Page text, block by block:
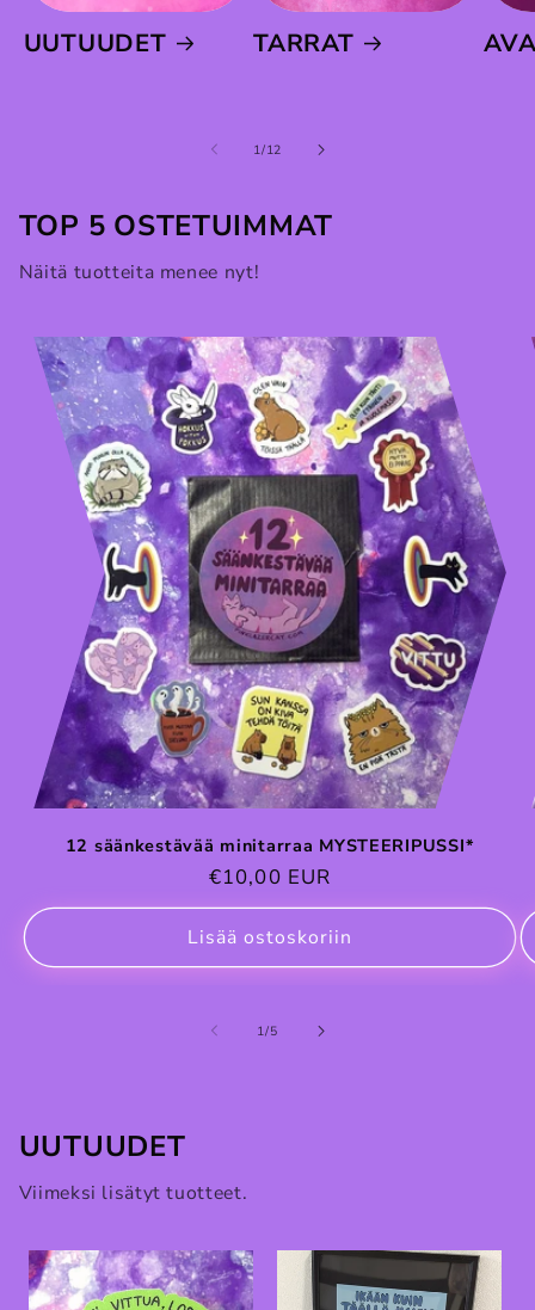
UUTUUDET TARRAT
1//12
TOP 5 OSTETUIMMAT
Näitä tuotteita menee nyt!
12 säänkestävää minitarraa MYSTEERIPUSSI*
Normaalihinta
€10,00 EUR
Lisää ostoskoriin
1//5
UUTUUDET
Viimeksi lisätyt tuotteet.